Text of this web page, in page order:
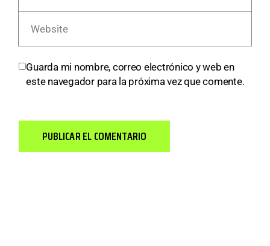
Guarda mi nombre, correo electrónico y web en
este navegador para la próxima vez que comente.
PUBLICAR EL COMENTARIO